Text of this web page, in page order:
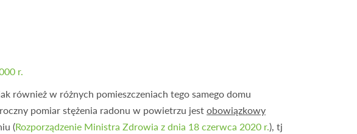
r.
również w różnych pomieszczeniach tego samego domu
pomiar stężenia radonu w powietrzu jestobowiązkowy
(Rozporządzenie Ministra Zdrowia z dnia 18 czerwca 2020 r.), tj